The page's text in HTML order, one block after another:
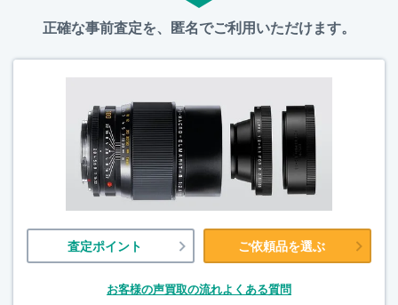
正確な事前査定を、匿名でご利用いただけます。
査定ポイント ご依頼品を選ぶ
お客様の声買取の流れよくある質問